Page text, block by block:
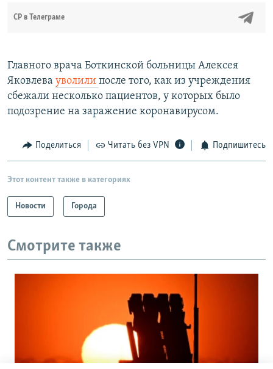
СР в Телеграме
Главного врача Боткинской больницы Алексея
Яковлева уволили после того, как из учреждения
сбежали несколько пациентов, у которых было
подозрение на заражение коронавирусом.
Поделиться Читать без VPN Подпишитесь
Этот контент также в категориях
Новости Города
Смотрите также